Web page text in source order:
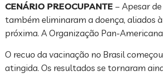
CENÁRIO PREOCUPANTE – Apesar
também eliminaram a doença, aliados
próxima. A Organização Pan-
O recuo da vacinação no Brasil
atingida. Os resultados se tornaram